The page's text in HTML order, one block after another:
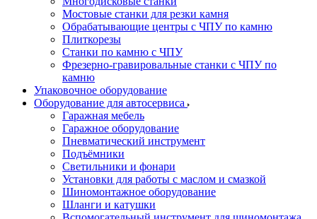
Мостовые станки для резки камня
Обрабатывающие центры с ЧПУ по камню
Плиткорезы
Станки по камню с ЧПУ
Фрезерно-гравировальные станки с ЧПУ по
камню
Упаковочное оборудование
Оборудование для автосервиса
Гаражная мебель
Гаражное оборудование
Пневматический инструмент
Подъёмники
Светильники и фонари
Установки для работы с маслом и смазкой
Шиномонтажное оборудование
Шланги и катушки